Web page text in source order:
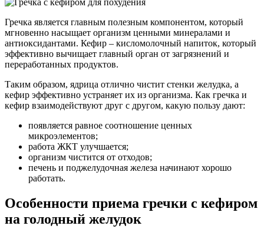
Гречка является главным полезным компонентом, который
мгновенно насыщает организм ценными минералами и
антиоксидантами. Кефир – кисломолочный напиток, который
эффективно вычищает главный орган от загрязнений и
переработанных продуктов.
Таким образом, ядрица отлично чистит стенки желудка, а
кефир эффективно устраняет их из организма. Как гречка и
кефир взаимодействуют друг с другом, какую пользу дают:
появляется равное соотношение ценных
микроэлементов;
работа ЖКТ улучшается;
организм чистится от отходов;
печень и поджелудочная железа начинают хорошо
работать.
Особенности приема гречки с кефиром
на голодный желудок